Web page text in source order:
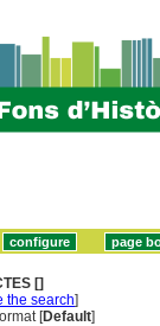
[]
the search]
[Default]